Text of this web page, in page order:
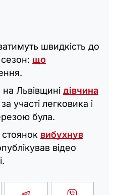
швидкість до
що
Львівщині дівчина
за участі легковика і
була.
стоянок вибухнув
відео